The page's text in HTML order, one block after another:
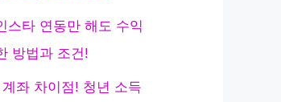
스타 연동만 해도 수익
방법과 조건!
좌 차이점! 청년 소득